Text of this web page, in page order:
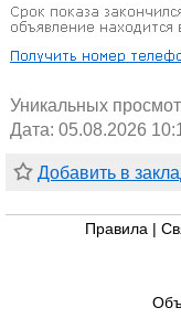
Уникальных
Дата: 05.08.2026
Добавить в
Правила